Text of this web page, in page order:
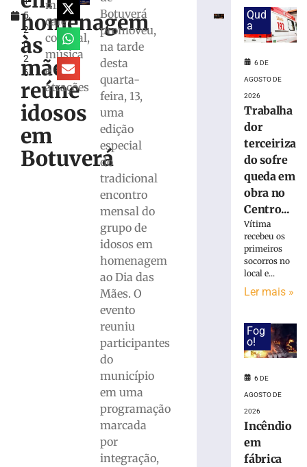
5,
2
0
2
6
homenagem
às
mães
reúne
idosos
em
Botuverá
missa,
café
colonial,
música
e
atrações
Botuverá
promoveu,
na tarde
desta
quarta-
feira, 13,
uma
edição
especial
do
tradicional
encontro
mensal do
grupo de
idosos em
homenagem
ao Dia das
Mães. O
evento
reuniu
participantes
do
município
em uma
programação
marcada
por
integração,
inscrições
desfile
setembro
Band
Brusque
Krieger
dedicada
músico
Qud
a
6 DE
AGOSTO DE
2026
Trabalha
dor
terceiriza
do sofre
queda em
obra no
Centro...
Vítima
recebeu os
primeiros
socorros no
local e...
Ler mais »
Fog
o!
6 DE
AGOSTO DE
2026
Incêndio
em
fábrica